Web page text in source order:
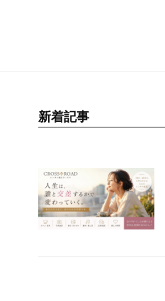
新着記事